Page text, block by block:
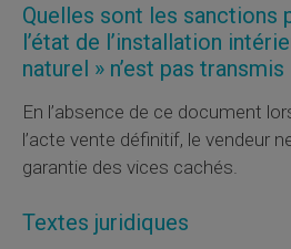
Quelles sont les sanctions
l’état de l’installation
naturel » n’est pas
En l’absence de ce document
l’acte vente définitif, le vendeur
garantie des vices cachés.
Textes juridiques